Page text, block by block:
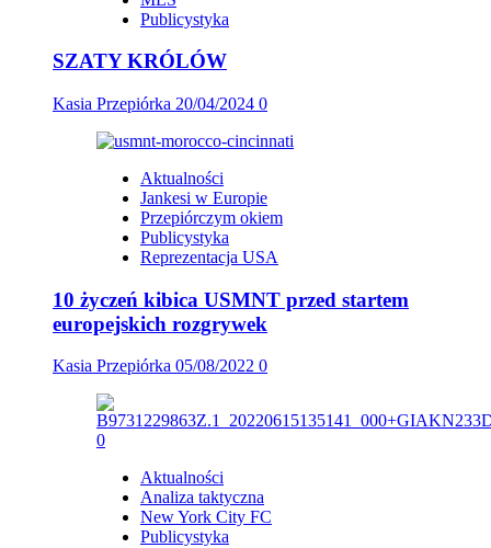
Publicystyka
SZATY KRÓLÓW
Kasia Przepiórka 20/04/2024 0
Aktualności
Jankesi w Europie
Przepiórczym okiem
Publicystyka
Reprezentacja USA
10 życzeń kibica USMNT przed startem
europejskich rozgrywek
Kasia Przepiórka 05/08/2022 0
Aktualności
Analiza taktyczna
New York City FC
Publicystyka